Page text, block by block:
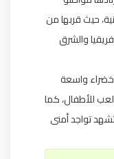
حيث قربها من
والشرق
خضراء واسعة
لعب للأطفال، كما
تواجد أمنى